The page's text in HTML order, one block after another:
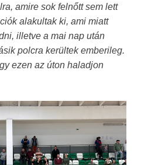
amire sok felnőtt sem lett
alakultak ki, ami miatt
illetve a mai nap után
polcra kerültek emberileg.
ezen az úton haladjon